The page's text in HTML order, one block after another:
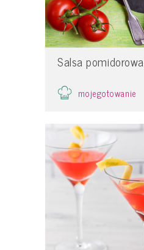
Salsa pomidorowa
mojegotowanie